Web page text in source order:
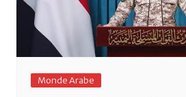
Monde Arabe